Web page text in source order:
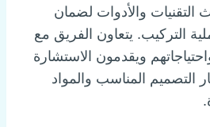
والأدوات لضمان
التركيب. يتعاون الفريق مع
ويقدمون الاستشارة
التصميم المناسب والمواد